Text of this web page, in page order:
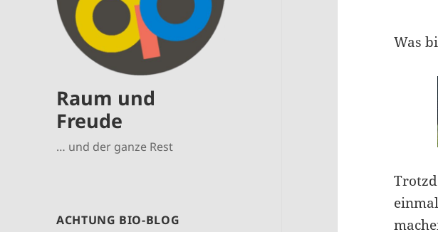
Raum und
Freude
… und der ganze Rest
ACHTUNG BIO-BLOG
Was